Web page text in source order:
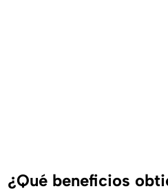
¿Qué beneficios